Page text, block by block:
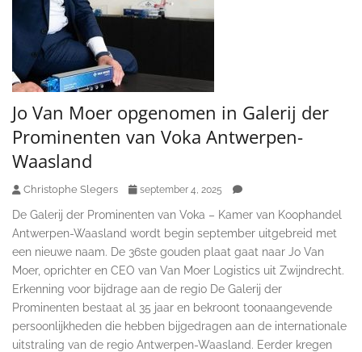
Jo Van Moer opgenomen in Galerij der
Prominenten van Voka Antwerpen-
Waasland
Christophe Slegers september 4, 2025
De Galerij der Prominenten van Voka – Kamer van Koophandel
Antwerpen-Waasland wordt begin september uitgebreid met
een nieuwe naam. De 36ste gouden plaat gaat naar Jo Van
Moer, oprichter en CEO van Van Moer Logistics uit Zwijndrecht.
Erkenning voor bijdrage aan de regio De Galerij der
Prominenten bestaat al 35 jaar en bekroont toonaangevende
persoonlijkheden die hebben bijgedragen aan de internationale
uitstraling van de regio Antwerpen-Waasland. Eerder kregen